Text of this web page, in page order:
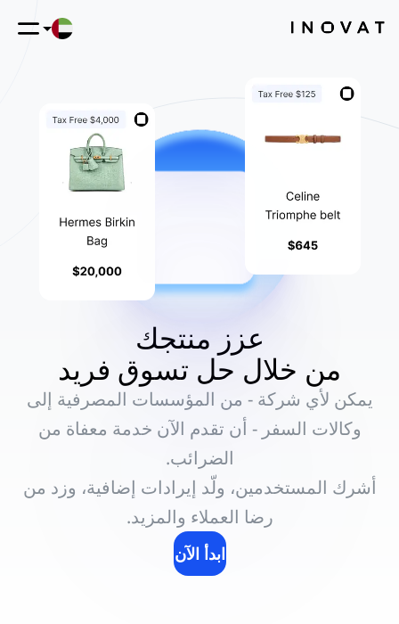
عزز منتجك
من خلال حل تسوق فريد
يمكن لأي شركة - من المؤسسات المصرفية إلى
وكالات السفر - أن تقدم الآن خدمة معفاة من
الضرائب.
أشرك المستخدمين، ولّد إيرادات إضافية، وزد من
رضا العملاء والمزيد.
ابدأ الآن